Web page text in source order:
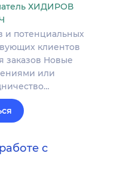
ХИДИРОВ
и потенциальных
клиентов
заказов Новые
или
с